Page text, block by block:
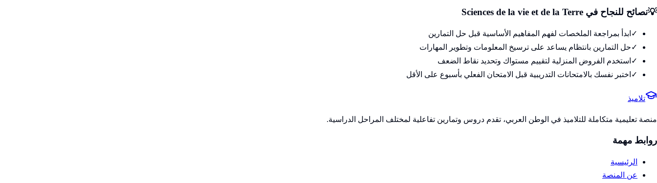
💡نصائح للنجاح في Sciences de la vie et de la Terre
✓ ابدأ بمراجعة الملخصات لفهم المفاهيم الأساسية قبل حل التمارين
✓حل التمارين بانتظام يساعد على ترسيخ المعلومات وتطوير المهارات
✓ استخدم الفروض المنزلية لتقييم مستواك وتحديد نقاط الضعف
✓ اختبر نفسك بالامتحانات التدريبية قبل الامتحان الفعلي بأسبوع على الأقل
تلاميذ
منصة تعليمية متكاملة للتلاميذ في الوطن العربي، تقدم دروس وتمارين تفاعلية لمختلف المراحل الدراسية.
روابط مهمة
الرئيسية
عن المنصة